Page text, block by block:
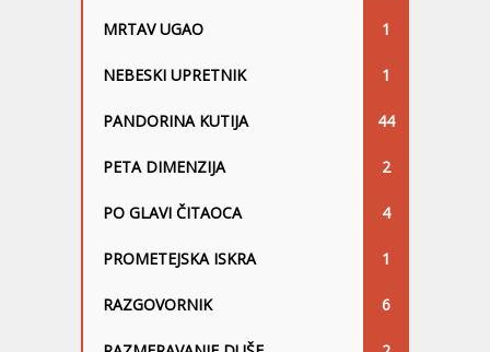
MRTAV UGAO 1
NEBESKI UPRETNIK 1
PANDORINA KUTIJA 44
PETA DIMENZIJA 2
PO GLAVI ČITAOCA 4
PROMETEJSKA ISKRA 1
RAZGOVORNIK 6